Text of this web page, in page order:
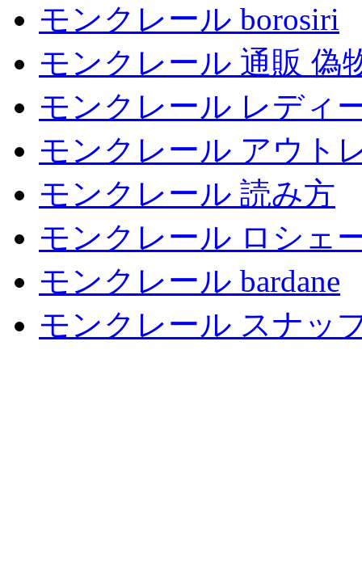
モンクレール borosiri
モンクレール 通販 偽
モンクレール レディ
モンクレール アウト
モンクレール 読み方
モンクレール ロシェ
モンクレール bardane
モンクレール スナッ